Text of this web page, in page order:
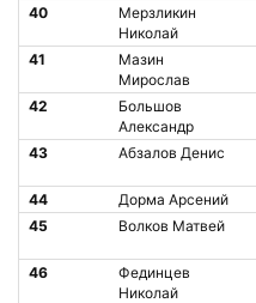
40
Мерзликин
Николай
41
Мазин
Мирослав
42
Большов
Александр
43 Абзалов Денис
44 Дорма Арсений
45
Волков Матвей
46
Фединцев
Николай